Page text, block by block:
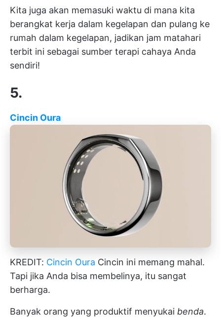
Kita juga akan memasuki waktu di mana kita
berangkat kerja dalam kegelapan dan pulang ke
rumah dalam kegelapan, jadikan jam matahari
terbit ini sebagai sumber terapi cahaya Anda
sendiri!
5.
Cincin Oura
KREDIT: Cincin Oura Cincin ini memang mahal.
Tapi jika Anda bisa membelinya, itu sangat
berharga.
Banyak orang yang produktif menyukai benda.